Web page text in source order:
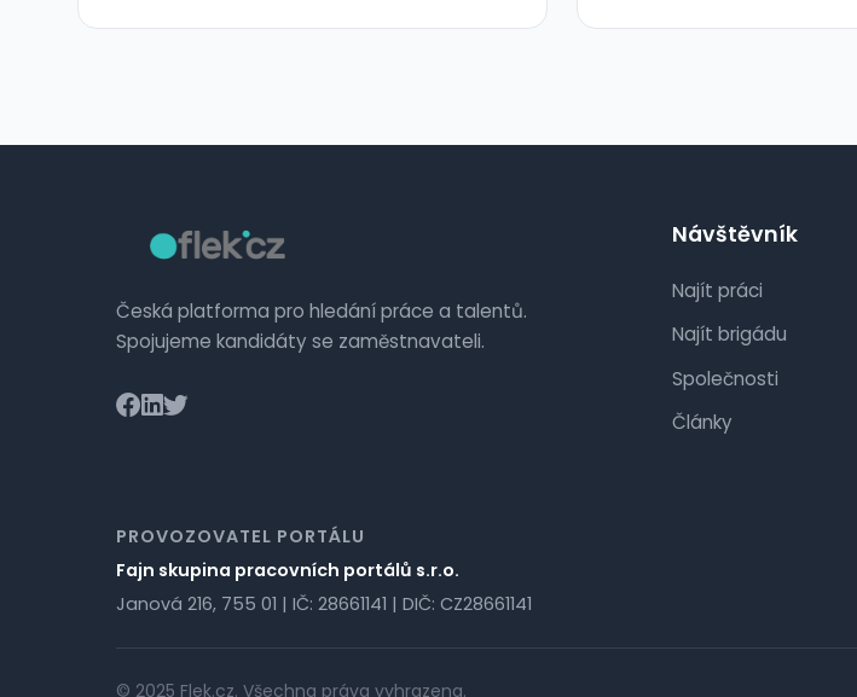
Česká platforma pro hledání práce a talentů.
Spojujeme kandidáty se zaměstnavateli.
Návštěvník
Najít práci
Najít brigádu
Společnosti
Články
PROVOZOVATEL PORTÁLU
Fajn skupina pracovních portálů s.r.o.
Janová 216, 755 01 | IČ: 28661141 | DIČ: CZ28661141
© 2025 Flek.cz. Všechna práva vyhrazena.